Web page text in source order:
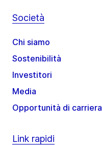
Società
Chi siamo
Sostenibilità
Investitori
Media
Opportunità di carriera
Link rapidi